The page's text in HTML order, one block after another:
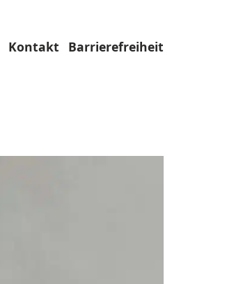
Kontakt Barrierefreiheit